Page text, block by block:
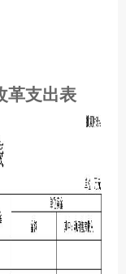
革支出表